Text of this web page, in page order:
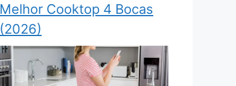
Melhor Cooktop 4 Bocas
(2026)